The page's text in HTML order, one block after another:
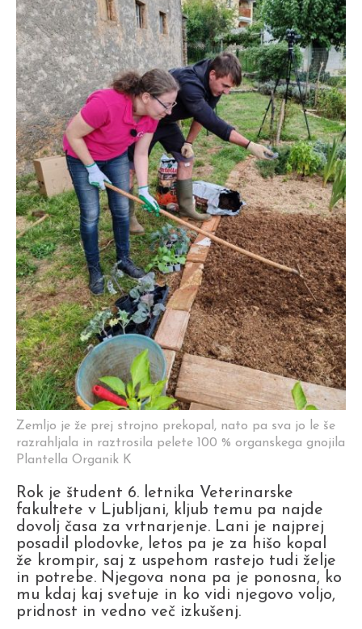
Zemljo je že prej strojno prekopal, nato pa sva jo le še
razrahljala in raztrosila pelete 100 % organskega gnojila
Plantella Organik K
Rok je študent 6. letnika Veterinarske
fakultete v Ljubljani, kljub temu pa najde
dovolj časa za vrtnarjenje. Lani je najprej
posadil plodovke, letos pa je za hišo kopal
že krompir, saj z uspehom rastejo tudi želje
in potrebe. Njegova nona pa je ponosna, ko
mu kdaj kaj svetuje in ko vidi njegovo voljo,
pridnost in vedno več izkušenj.